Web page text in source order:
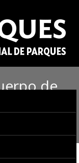
de
la